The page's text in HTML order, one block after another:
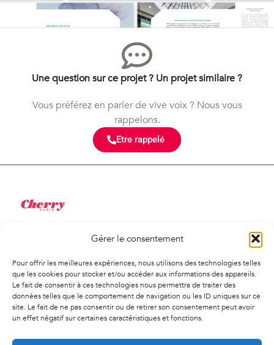
Gérer le consentement
Pour offrir les meilleures expériences, nous utilisons des technologies telles
que les cookies pour stocker et/ou accéder aux informations des appareils.
Le fait de consentir à ces technologies nous permettra de traiter des
données telles que le comportement de navigation ou les ID uniques sur ce
site. Le fait de ne pas consentir ou de retirer son consentement peut avoir
un effet négatif sur certaines caractéristiques et fonctions.
Une question sur ce projet ? Un projet similaire ?
Vous préférez en parler de vive voix ? Nous vous
rappelons.
Etre rappelé
34 Rue de Saint-Pétersbourg
75008, Paris
01 41 02 01 94
contact@agencecherry.com
Lundi au vendredi
9h30-18h00